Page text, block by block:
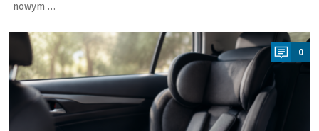
nowym …
a
0